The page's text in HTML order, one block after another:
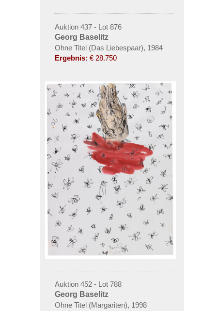
Auktion 437 - Lot 876
Georg Baselitz
Ohne Titel (Das Liebespaar), 1984
Ergebnis: € 28.750
Auktion 452 - Lot 788
Georg Baselitz
Ohne Titel (Margariten), 1998